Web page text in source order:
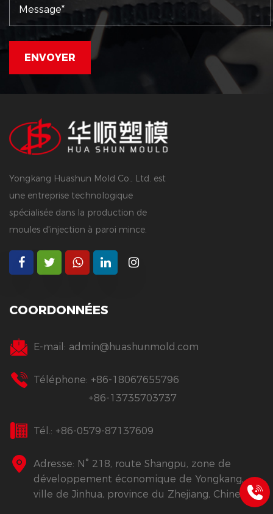
Yongkang Huashun Mold Co., Ltd. est
une entreprise technologique
spécialisée dans la production de
moules d'injection à paroi mince.
COORDONNÉES
E-mail: admin@huashunmold.com
Téléphone: +86-18067655796
+86-13735703737
Tél.: +86-0579-87137609
Adresse: N° 218, route Shangpu, zone de
développement économique de Yongkang,
ville de Jinhua, province du Zhejiang, Chine